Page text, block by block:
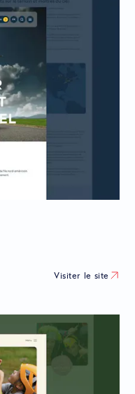
Visiter le site